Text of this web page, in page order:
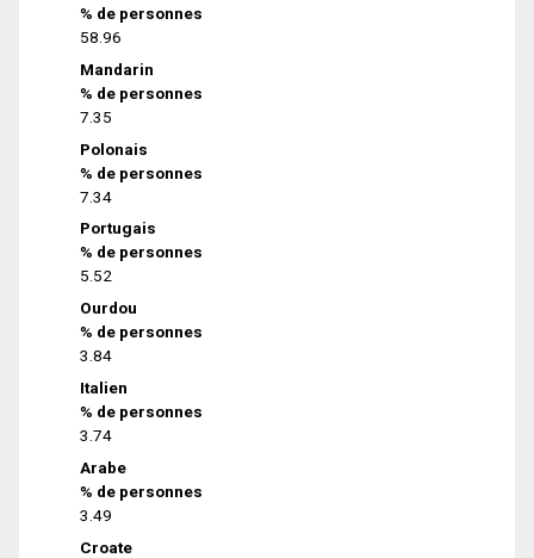
% de personnes
58.96
Mandarin
% de personnes
7.35
Polonais
% de personnes
7.34
Portugais
% de personnes
5.52
Ourdou
% de personnes
3.84
Italien
% de personnes
3.74
Arabe
% de personnes
3.49
Croate